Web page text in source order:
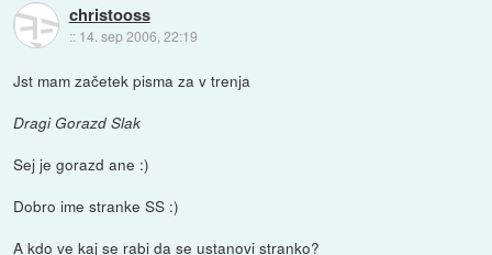
christooss
:: 14. sep 2006, 22:19
Jst mam začetek pisma za v trenja
Dragi Gorazd Slak
Sej je gorazd ane :)
Dobro ime stranke SS :)
A kdo ve kaj se rabi da se ustanovi stranko?